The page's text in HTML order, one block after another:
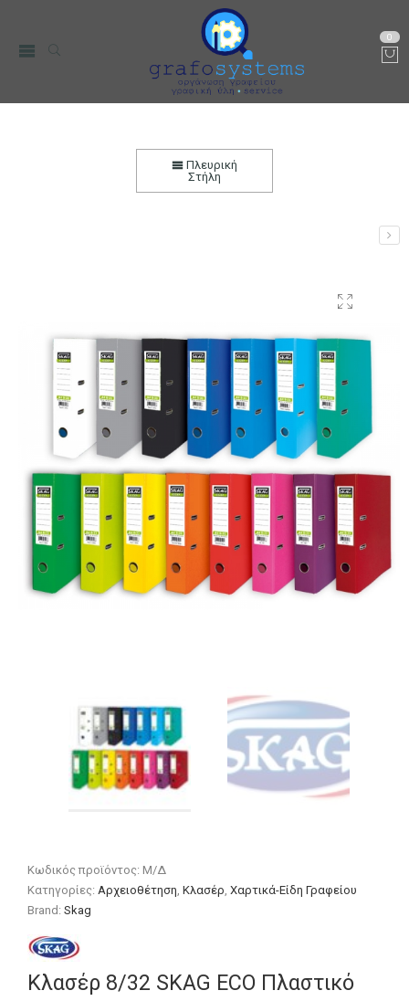
0
Χαρτικά-Είδη Γραφείου Αρχειοθέτηση
Πλευρική
Στήλη
Κωδικός προϊόντος: Μ/Δ
Κατηγορίες:Αρχειοθέτηση,Κλασέρ,Χαρτικά-Είδη Γραφείου
Brand:Skag
Κλασέρ 8/32 SKAG ECO Πλαστικό